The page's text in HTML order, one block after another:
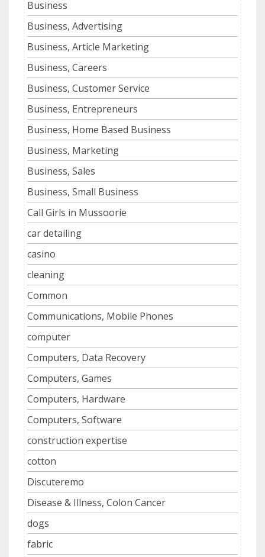
Business
Business, Advertising
Business, Article Marketing
Business, Careers
Business, Customer Service
Business, Entrepreneurs
Business, Home Based Business
Business, Marketing
Business, Sales
Business, Small Business
Call Girls in Mussoorie
car detailing
casino
cleaning
Common
Communications, Mobile Phones
computer
Computers, Data Recovery
Computers, Games
Computers, Hardware
Computers, Software
construction expertise
cotton
Discuteremo
Disease & Illness, Colon Cancer
dogs
fabric